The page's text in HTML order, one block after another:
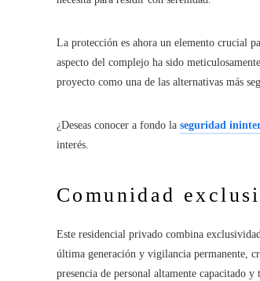
La protección es ahora un elemento crucial
aspecto del complejo ha sido
proyecto como una de las alternativas más
¿Deseas conocer a fondo la seguridad
interés.
Comunidad
Este residencial privado combina
última generación y vigilancia permanente,
presencia de personal altamente capacitado